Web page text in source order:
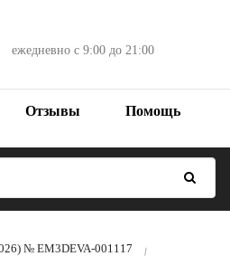
ежедневнос 9:00 до 21:00
Отзывы Помощь
№ EM3DEVA-001117